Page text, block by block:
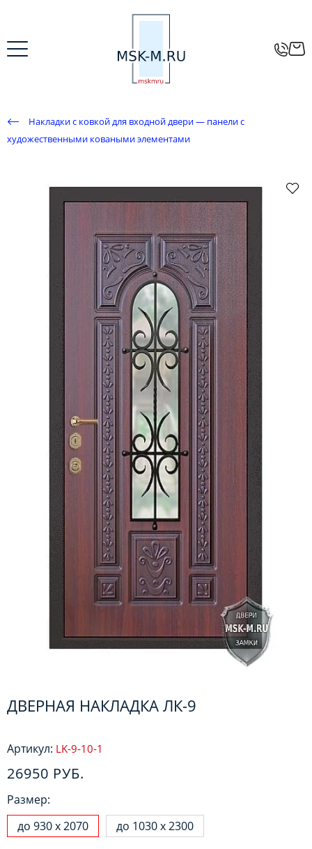
Накладки с ковкой для входной двери — панели с
художественными коваными элементами
ДВЕРНАЯ НАКЛАДКА ЛК-9
Артикул: LK-9-10-1
26950 РУБ.
Размер:
до 930 х 2070
до 1030 х 2300